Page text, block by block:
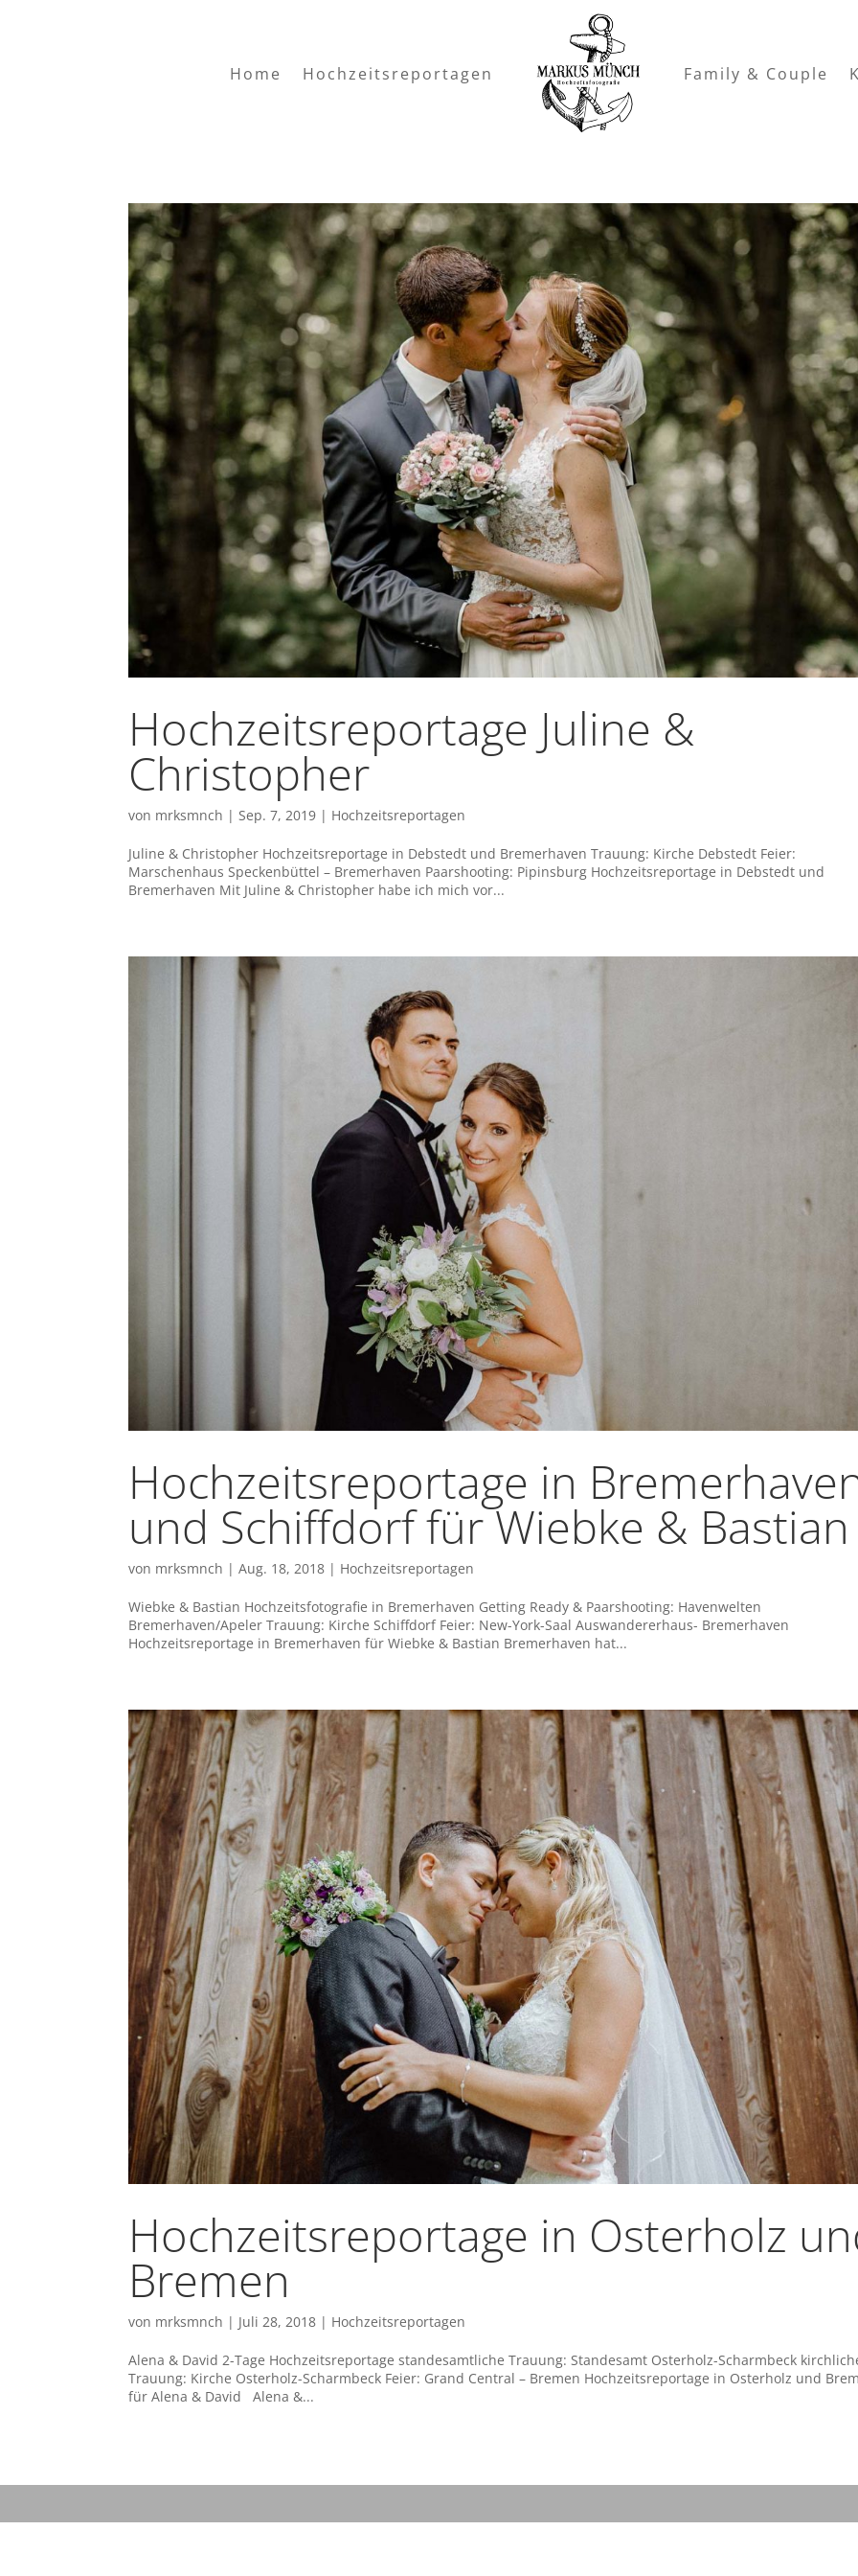
Home Hochzeitsreportagen Family & Couple
Hochzeitsreportage Juline &
Christopher
von mrksmnch |Sep. 7, 2019 | Hochzeitsreportagen
Juline & Christopher Hochzeitsreportage in Debstedt und Bremerhaven Trauung: Kirche Debstedt Feier:
Marschenhaus Speckenbüttel – Bremerhaven Paarshooting: Pipinsburg Hochzeitsreportage in Debstedt und
Bremerhaven Mit Juline & Christopher habe ich mich vor...
Hochzeitsreportage in
und Schiffdorf für Wiebke & Bastian
von mrksmnch |Aug. 18, 2018 | Hochzeitsreportagen
Wiebke & Bastian Hochzeitsfotografie in Bremerhaven Getting Ready & Paarshooting: Havenwelten
Bremerhaven/Apeler Trauung: Kirche Schiffdorf Feier: New-York-Saal Auswandererhaus- Bremerhaven
Hochzeitsreportage in Bremerhaven für Wiebke & Bastian Bremerhaven hat...
Hochzeitsreportage in Osterholz
Bremen
von mrksmnch | Juli 28, 2018 | Hochzeitsreportagen
Alena & David 2-Tage Hochzeitsreportage standesamtliche Trauung: Standesamt Osterholz-Scharmbeck
Trauung: Kirche Osterholz-Scharmbeck Feier: Grand Central – Bremen Hochzeitsreportage in Osterholz und
für Alena & David Alena &...